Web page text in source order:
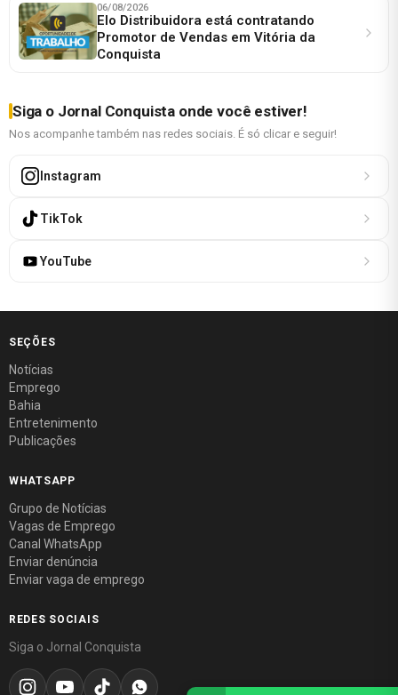
06/08/2026
Elo Distribuidora está contratando
Promotor de Vendas em Vitória da
Conquista
Siga o Jornal Conquista onde você estiver!
Nos acompanhe também nas redes sociais. É só clicar e seguir!
Instagram
TikTok
YouTube
SEÇÕES
Notícias
Emprego
Bahia
Entretenimento
Publicações
WHATSAPP
Grupo de Notícias
Vagas de Emprego
Canal WhatsApp
Enviar denúncia
Enviar vaga de emprego
REDES SOCIAIS
Siga o Jornal Conquista